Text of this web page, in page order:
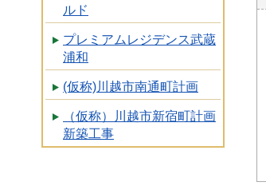
ルド
プレミアムレジデンス武蔵
浦和
(仮称)川越市南通町計画
（仮称）川越市新宿町計画
新築工事